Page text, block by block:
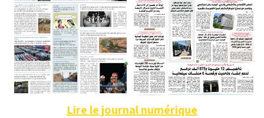
Lire le journal numérique